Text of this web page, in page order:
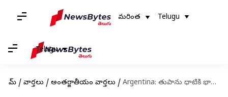
మరింత Telugu
Telugu
హోమ్ / వార్తలు / అంతర్జాతీయం వార్తలు / Argentina: తుపాను ధాటికి భారీ గాలులు.. కొట్టుకుపోయిన విమానం